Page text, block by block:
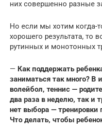
них совершенно разные
Но если мы хотим когда-
хорошего результата, то
рутинных и монотонных
— Как поддержать
заниматься так много? В
волейбол, теннис —
два раза в неделю, так и
нет выбора — тренировки
Что делать, чтобы